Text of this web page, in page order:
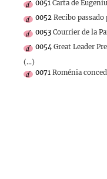
0051 Carta de
0052 Recibo
0053 Courrier de la
0054 Great Leader
(...)
0071 Roménia